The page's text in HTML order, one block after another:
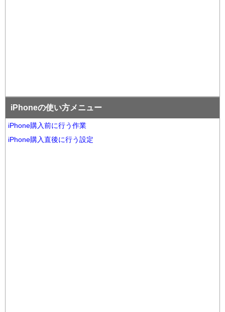
iPhoneの使い方メニュー
iPhone購入前に行う作業
iPhone購入直後に行う設定